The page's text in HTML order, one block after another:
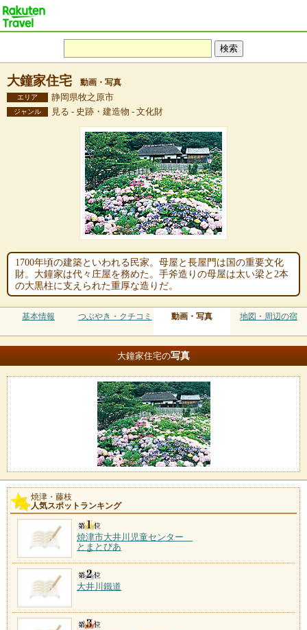
大鐘家住宅 動画・写真
エリア 静岡県牧之原市
ジャンル 見る - 史跡・建造物 - 文化財
1700年頃の建築といわれる民家。母屋と長屋門は国の重要文化
財。大鐘家は代々庄屋を務めた。手斧造りの母屋は太い梁と2本
の大黒柱に支えられた重厚な造りだ。
基本情報 つぶやき・クチコミ 動画・写真 地図・周辺の宿
大鐘家住宅の写真
焼津・藤枝
人気スポットランキング
焼津市大井川児童センター
とまとぴあ
大井川鐵道